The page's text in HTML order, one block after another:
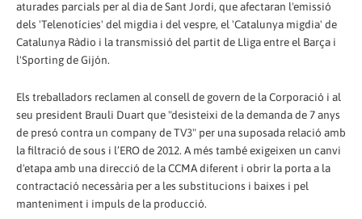
aturades parcials per al dia de Sant Jordi, que afectaran l'emissió
dels 'Telenotícies' del migdia i del vespre, el 'Catalunya migdia' de
Catalunya Ràdio i la transmissió del partit de Lliga entre el Barça i
l'Sporting de Gijón.
Els treballadors reclamen al consell de govern de la Corporació i al
seu president Brauli Duart que "desisteixi de la demanda de 7 anys
de presó contra un company de TV3" per una suposada relació amb
la filtració de sous i l’ERO de 2012. A més també exigeixen un canvi
d'etapa amb una direcció de la CCMA diferent i obrir la porta a la
contractació necessària per a les substitucions i baixes i pel
manteniment i impuls de la producció.